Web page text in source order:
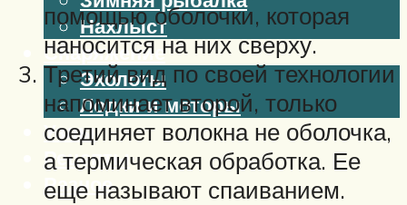
Нахлыст
Снаряжение
Эхолоты
Лодки и моторы
Узлы
Рецепты
Разное
помощью оболочки, которая
наносится на них сверху.
Третий вид по своей технологии
напоминает второй, только
соединяет волокна не оболочка,
а термическая обработка. Ее
еще называют спаиванием.